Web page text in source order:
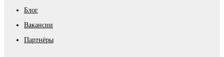
Блог
Вакансии
Партнёры